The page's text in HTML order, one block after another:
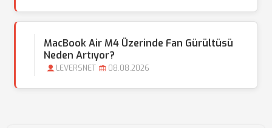
MacBook Air M4 Üzerinde Fan Gürültüsü
Neden Artıyor?
LEVERSNET 08.08.2026